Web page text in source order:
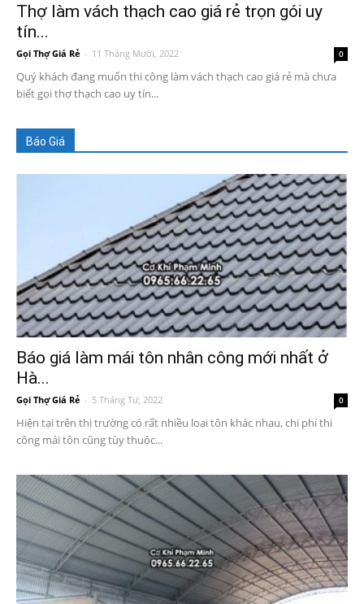
Thợ làm vách thạch cao giá rẻ trọn gói uy
tín...
Gọi Thợ Giá Rẻ - 11 Tháng Mười, 2022 0
Quý khách đang muốn thi công làm vách thạch cao giá rẻ mà chưa
biết gọi thợ thạch cao uy tín...
Báo Giá
Báo giá làm mái tôn nhân công mới nhất ở
Hà...
Gọi Thợ Giá Rẻ - 5 Tháng Tư, 2022 0
Hiện tại trên thị trường có rất nhiều loại tôn khác nhau, chi phí thi
công mái tôn cũng tùy thuộc...